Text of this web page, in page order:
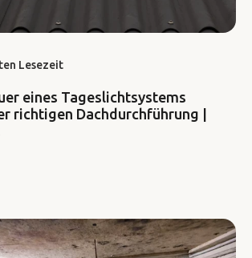
Lesezeit
eines Tageslichtsystems
richtigen Dachdurchführung |